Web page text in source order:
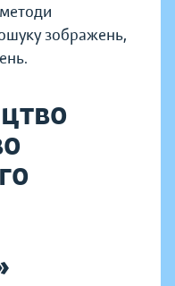
методи
зображень,